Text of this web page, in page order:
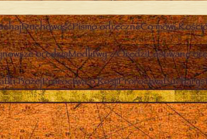
DuchowośćPismo odręczneCo mówi
orędziaModlitwy z OrędziLosowane
BożejProroctwa o RosjiProroctwa